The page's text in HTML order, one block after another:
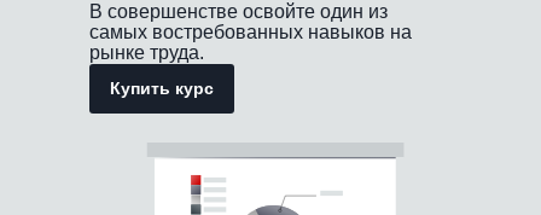
В совершенстве освойте один из
самых востребованных навыков на
рынке труда.
Купить курс